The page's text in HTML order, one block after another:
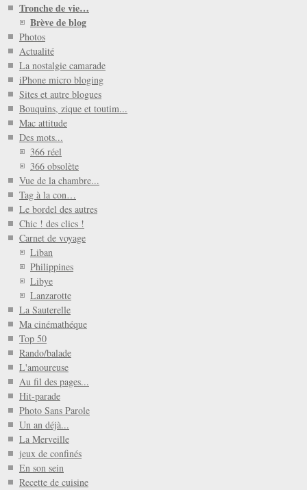
Tronche de vie…
Brève de blog
Photos
Actualité
La nostalgie camarade
iPhone micro bloging
Sites et autre blogues
Bouquins, zique et toutim...
Mac attitude
Des mots...
366 réel
366 obsolète
Vue de la chambre...
Tag à la con…
Le bordel des autres
Chic ! des clics !
Carnet de voyage
Liban
Philippines
Libye
Lanzarotte
La Sauterelle
Ma cinémathéque
Top 50
Rando/balade
L'amoureuse
Au fil des pages...
Hit-parade
Photo Sans Parole
Un an déjà...
La Merveille
jeux de confinés
En son sein
Recette de cuisine